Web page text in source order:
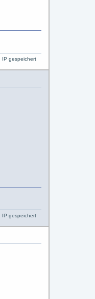
IP gespeichert
IP gespeichert